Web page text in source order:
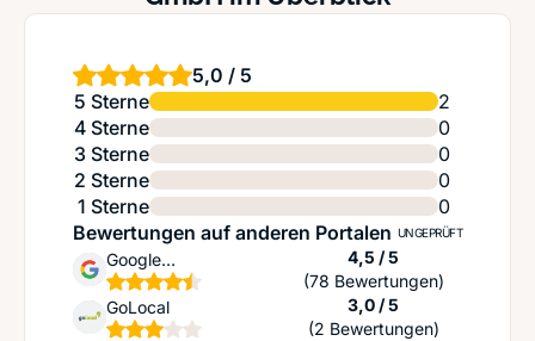
5,0 / 5
5 Sterne
2
4 Sterne
0
3 Sterne
0
2 Sterne
0
1 Sterne
0
Bewertungen auf anderen Portalen UNGEPRÜFT
Google
Unternehmensprofil
4,5 / 5
(78 Bewertungen)
GoLocal
3,0 / 5
(2 Bewertungen)